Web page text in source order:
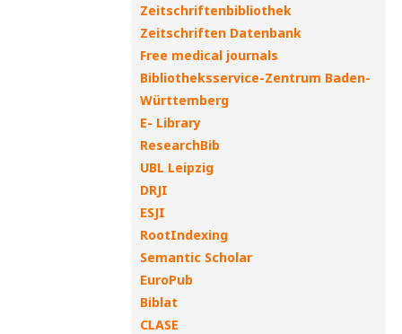
Zeitschriftenbibliothek
Zeitschriften Datenbank
Free medical journals
Bibliotheksservice-Zentrum Baden-
Württemberg
E- Library
ResearchBib
UBL Leipzig
DRJI
ESJI
RootIndexing
Semantic Scholar
EuroPub
Biblat
CLASE